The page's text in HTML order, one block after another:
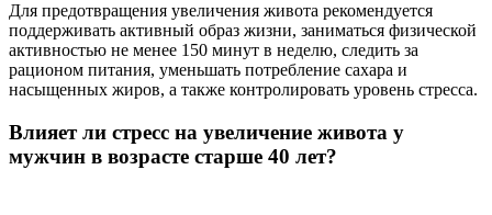
Для предотвращения увеличения живота рекомендуется
поддерживать активный образ жизни, заниматься физической
активностью не менее 150 минут в неделю, следить за
рационом питания, уменьшать потребление сахара и
насыщенных жиров, а также контролировать уровень стресса.
Влияет ли стресс на увеличение живота у
мужчин в возрасте старше 40 лет?